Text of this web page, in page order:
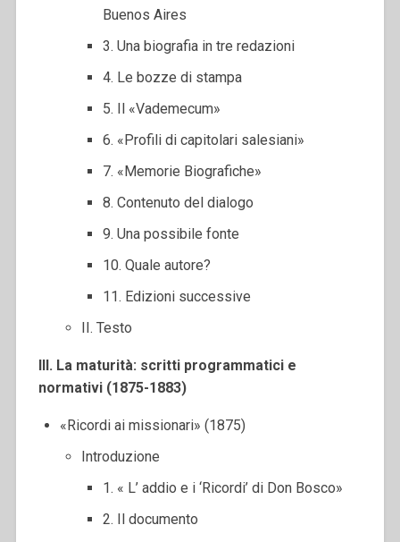
Buenos Aires
3. Una biografia in tre redazioni
4. Le bozze di stampa
5. Il «Vademecum»
6. «Profili di capitolari salesiani»
7. «Memorie Biografiche»
8. Contenuto del dialogo
9. Una possibile fonte
10. Quale autore?
11. Edizioni successive
II. Testo
III. La maturità: scritti programmatici e
normativi (1875-1883)
«Ricordi ai missionari» (1875)
Introduzione
1. « L’ addio e i ‘Ricordi’ di Don Bosco»
2. Il documento